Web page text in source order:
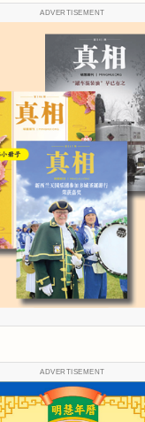
ADVERTISEMENT
ADVERTISEMENT